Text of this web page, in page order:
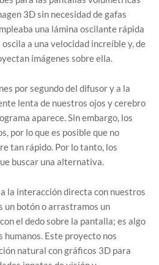
3D sin necesidad de gafas
una lámina oscilante rápida
a una velocidad increíble y, de
imágenes sobre ella.
por segundo del difusor y a la
lenta de nuestros ojos y cerebro
aparece. Sin embargo, los
por lo que es posible que no
tan rápido. Por lo tanto, los
buscar una alternativa.
la interacción directa con nuestros
un botón o arrastramos un
el dedo sobre la pantalla; es algo
Este proyecto nos
natural con gráficos 3D para